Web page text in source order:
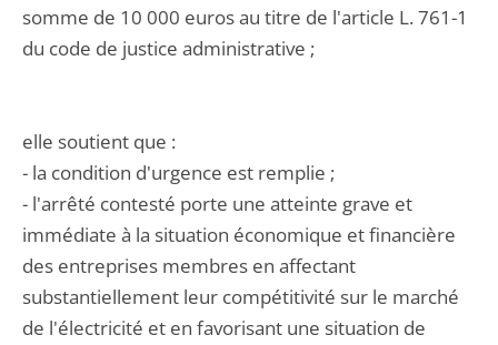
somme de 10 000 euros au titre de l'article L. 761-1
du code de justice administrative ;
elle soutient que :
- la condition d'urgence est remplie ;
- l'arrêté contesté porte une atteinte grave et
immédiate à la situation économique et financière
des entreprises membres en affectant
substantiellement leur compétitivité sur le marché
de l'électricité et en favorisant une situation de